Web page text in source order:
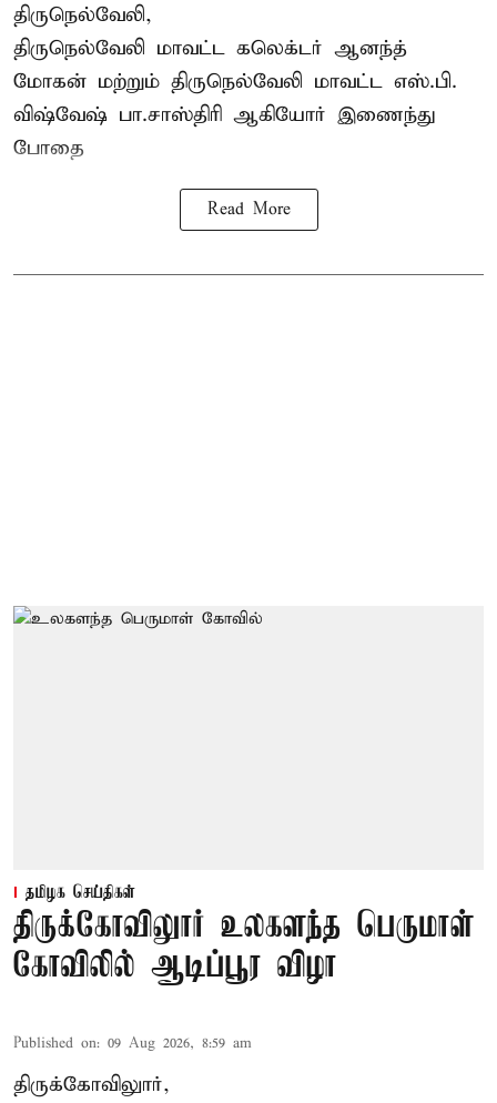
திருநெல்வேலி,
திருநெல்வேலி மாவட்ட கலெக்டர் ஆனந்த்
மோகன் மற்றும் திருநெல்வேலி மாவட்ட எஸ்.பி.
விஷ்வேஷ் பா.சாஸ்திரி ஆகியோர் இணைந்து
போதை
Read More
தமிழக செய்திகள்
திருக்கோவிலுார் உலகளந்த பெருமாள்
கோவிலில் ஆடிப்பூர விழா
Published on: 09 Aug 2026, 8:59 am
திருக்கோவிலுார்,